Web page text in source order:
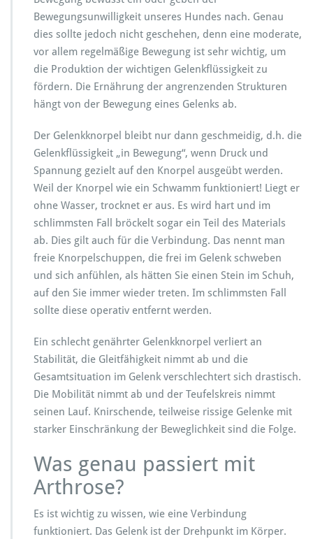
Bewegungsunwilligkeit unseres Hundes nach. Genau
dies sollte jedoch nicht geschehen, denn eine moderate,
vor allem regelmäßige Bewegung ist sehr wichtig, um
die Produktion der wichtigen Gelenkflüssigkeit zu
fördern. Die Ernährung der angrenzenden Strukturen
hängt von der Bewegung eines Gelenks ab.
Der Gelenkknorpel bleibt nur dann geschmeidig, d.h. die
Gelenkflüssigkeit „in Bewegung“, wenn Druck und
Spannung gezielt auf den Knorpel ausgeübt werden.
Weil der Knorpel wie ein Schwamm funktioniert! Liegt er
ohne Wasser, trocknet er aus. Es wird hart und im
schlimmsten Fall bröckelt sogar ein Teil des Materials
ab. Dies gilt auch für die Verbindung. Das nennt man
freie Knorpelschuppen, die frei im Gelenk schweben
und sich anfühlen, als hätten Sie einen Stein im Schuh,
auf den Sie immer wieder treten. Im schlimmsten Fall
sollte diese operativ entfernt werden.
Ein schlecht genährter Gelenkknorpel verliert an
Stabilität, die Gleitfähigkeit nimmt ab und die
Gesamtsituation im Gelenk verschlechtert sich drastisch.
Die Mobilität nimmt ab und der Teufelskreis nimmt
seinen Lauf. Knirschende, teilweise rissige Gelenke mit
starker Einschränkung der Beweglichkeit sind die Folge.
Was genau passiert mit
Arthrose?
Es ist wichtig zu wissen, wie eine Verbindung
funktioniert. Das Gelenk ist der Drehpunkt im Körper.